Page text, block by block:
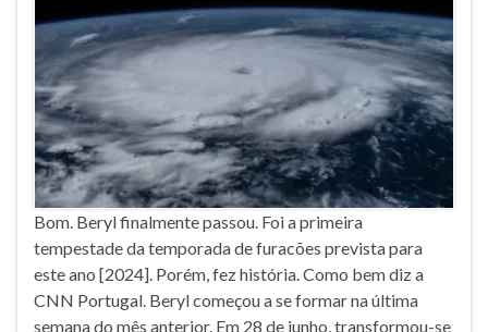
Bom. Beryl finalmente passou. Foi a primeira
tempestade da temporada de furacões prevista para
este ano [2024]. Porém, fez história. Como bem diz a
CNN Portugal. Beryl começou a se formar na última
semana do mês anterior. Em 28 de junho, transformou-se